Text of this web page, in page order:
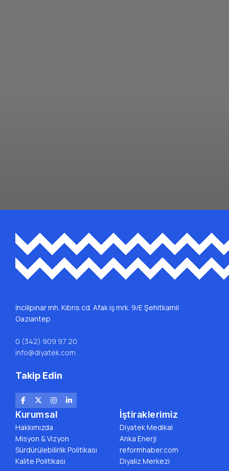
İncilipınar mh. Kıbrıs cd. Afak iş mrk. 9/E Şehitkamil
Gaziantep
0 (342) 909 97 20
info@diyatek.com
Takip Edin
Kurumsal
Hakkımızda
Misyon & Vizyon
Sürdürülebilirlik Politikası
Kalite Politikası
İştiraklerimiz
Diyatek Medikal
Anka Enerji
reformhaber.com
Diyaliz Merkezi